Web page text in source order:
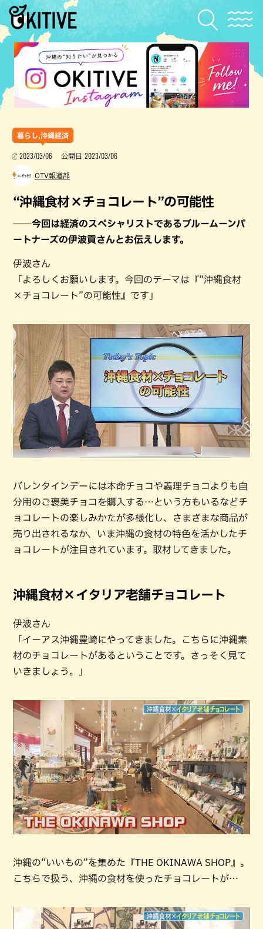
暮らし,沖縄経済
2023/03/06 公開日 2023/03/06
OTV報道部
“沖縄食材×チョコレート”の可能性
──今回は経済のスペシャリストであるブルームーンパ
ートナーズの伊波貢さんとお伝えします。
伊波さん
「よろしくお願いします。今回のテーマは『“沖縄食材
×チョコレート”の可能性』です」
バレンタインデーには本命チョコや義理チョコよりも自
分用のご褒美チョコを購入する…という方もいるなどチ
ョコレートの楽しみかたが多様化し、さまざまな商品が
売り出されるなか、いま沖縄の食材の特色を活かしたチ
ョコレートが注目されています。取材してきました。
沖縄食材×イタリア老舗チョコレート
伊波さん
「イーアス沖縄豊崎にやってきました。こちらに沖縄素
材のチョコレートがあるということです。さっそく見て
いきましょう。」
沖縄の“いいもの”を集めた『THE OKINAWA SHOP』。
こちらで扱う、沖縄の食材を使ったチョコレートが…